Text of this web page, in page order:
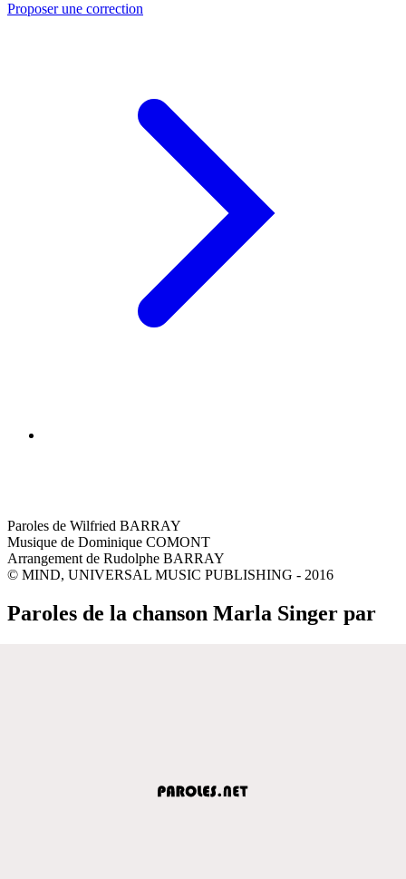
Proposer une correction
Paroles de Wilfried BARRAY
Musique de Dominique COMONT
Arrangement de Rudolphe BARRAY
© MIND, UNIVERSAL MUSIC PUBLISHING - 2016
Paroles de la chanson Marla Singer par